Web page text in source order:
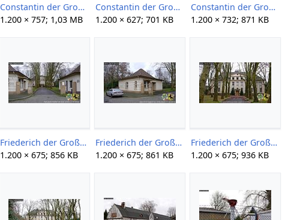
Constantin der Große 8 0815 Gerd Storm 20151017.jpg
1.200 × 757; 1,03 MB
Constantin der Große 8 0816 Gerd Storm 20151017.jpg
1.200 × 627; 701 KB
Constantin der Große 8 0819 Gerd Storm 20151017.jpg
1.200 × 732; 871 KB
Friederich der Große 1+2 02 Gerd Storm 20160116.jpg
1.200 × 675; 856 KB
Friederich der Große 1+2 03 Gerd Storm 20160116.jpg
1.200 × 675; 861 KB
Friederich der Große 1+2 06 Gerd Storm 20160116.jpg
1.200 × 675; 936 KB